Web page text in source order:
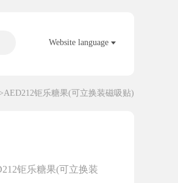
Website language
>AED212钜乐糖果(可立换装磁吸贴)
钜乐糖果(可立换装